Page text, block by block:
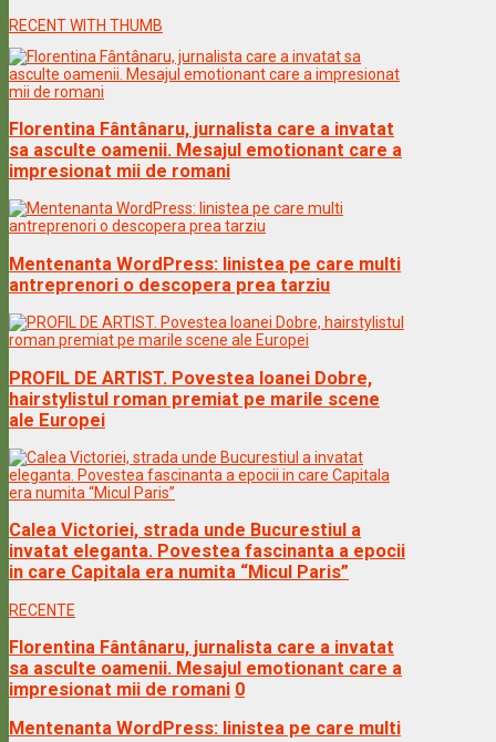
RECENT WITH THUMB
Florentina Fântânaru, jurnalista care a invatat
sa asculte oamenii. Mesajul emotionant care a
impresionat mii de romani
Mentenanta WordPress: linistea pe care multi
antreprenori o descopera prea tarziu
PROFIL DE ARTIST. Povestea Ioanei Dobre,
hairstylistul roman premiat pe marile scene
ale Europei
Calea Victoriei, strada unde Bucurestiul a
invatat eleganta. Povestea fascinanta a epocii
in care Capitala era numita “Micul Paris”
RECENTE
Florentina Fântânaru, jurnalista care a invatat
sa asculte oamenii. Mesajul emotionant care a
impresionat mii de romani 0
Mentenanta WordPress: linistea pe care multi